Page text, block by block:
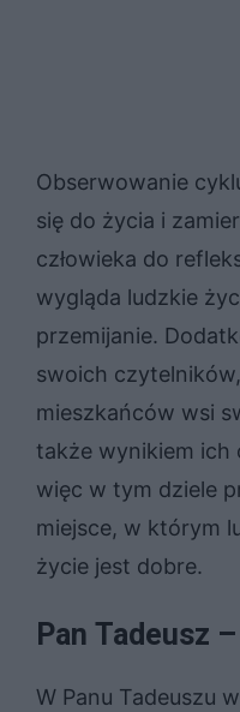
Obserwowanie
się do życia i
człowieka do
wygląda ludzkie
przemijanie.
swoich
mieszkańców wsi
także wynikiem ich
więc w tym dziele
miejsce, w którym
życie jest dobre.
Pan Tadeusz
W Panu Tadeuszu